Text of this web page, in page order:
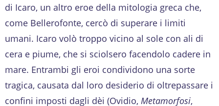
di Icaro, un altro eroe della mitologia greca che,
come Bellerofonte, cercò di superare i limiti
umani. Icaro volò troppo vicino al sole con ali di
cera e piume, che si sciolsero facendolo cadere in
mare. Entrambi gli eroi condividono una sorte
tragica, causata dal loro desiderio di oltrepassare i
confini imposti dagli dèi (Ovidio, Metamorfosi,